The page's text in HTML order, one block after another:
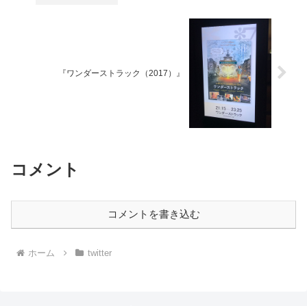
『ワンダーストラック（2017）』
コメント
コメントを書き込む
ホーム twitter